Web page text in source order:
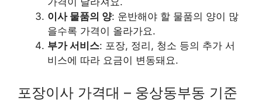
이사 물품의 양: 운반해야 할 물품의 양이 많
을수록 가격이 올라가요.
부가 서비스: 포장, 정리, 청소 등의 추가 서
비스에 따라 요금이 변동돼요.
포장이사 가격대 – 웅상동부동 기준